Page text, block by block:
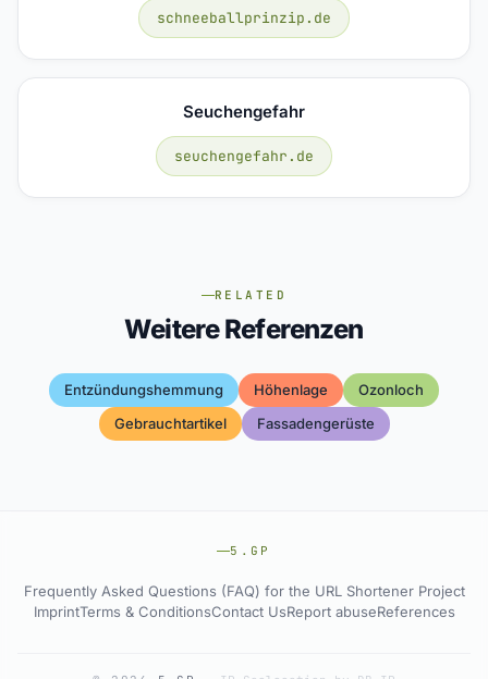
schneeballprinzip.de
Seuchengefahr
seuchengefahr.de
RELATED
Weitere Referenzen
Entzündungshemmung Höhenlage
Ozonloch
Gebrauchtartikel
Fassadengerüste
5.GP
Frequently Asked Questions (FAQ) for the URL Shortener Project
ImprintTerms & ConditionsContact UsReport abuseReferences